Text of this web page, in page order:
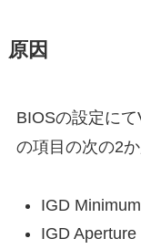
原因
BIOSの設定に
の項目の次の2
IGD
IGD